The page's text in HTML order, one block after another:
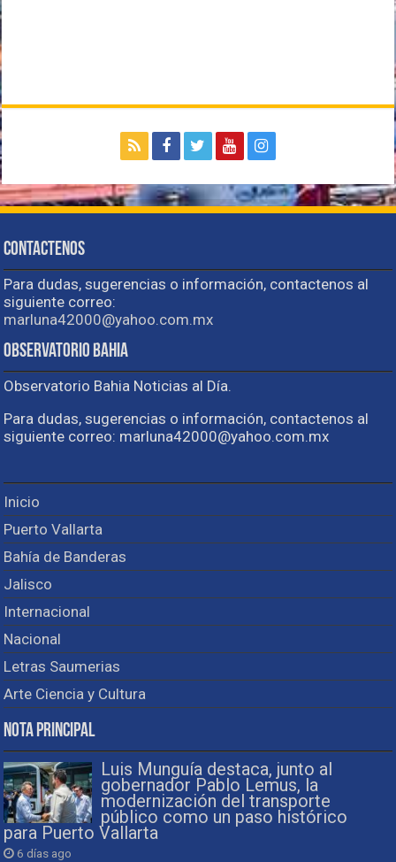
Contactenos
Para dudas, sugerencias o información, contactenos al
siguiente correo:
marluna42000@yahoo.com.mx
Observatorio Bahia
Observatorio Bahia Noticias al Día.
Para dudas, sugerencias o información, contactenos al
siguiente correo: marluna42000@yahoo.com.mx
Inicio
Puerto Vallarta
Bahía de Banderas
Jalisco
Internacional
Nacional
Letras Saumerias
Arte Ciencia y Cultura
Nota Principal
Luis Munguía destaca, junto al
gobernador Pablo Lemus, la
modernización del transporte
público como un paso histórico
para Puerto Vallarta
6 días ago